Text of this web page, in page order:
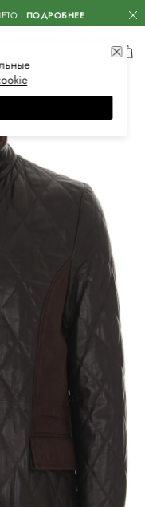
ПОДРОБНЕЕ
Кожаные куртки